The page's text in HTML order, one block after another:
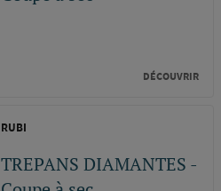
DÉCOUVRIR
RUBI
TREPANS DIAMANTES -